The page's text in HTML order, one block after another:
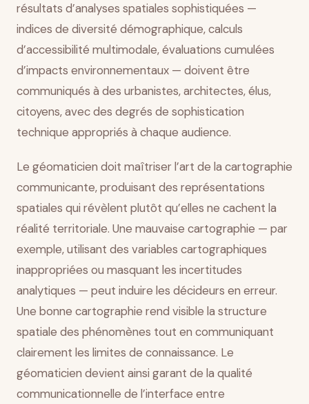
résultats d’analyses spatiales sophistiquées —
indices de diversité démographique, calculs
d’accessibilité multimodale, évaluations cumulées
d’impacts environnementaux — doivent être
communiqués à des urbanistes, architectes, élus,
citoyens, avec des degrés de sophistication
technique appropriés à chaque audience.
Le géomaticien doit maîtriser l’art de la cartographie
communicante, produisant des représentations
spatiales qui révèlent plutôt qu’elles ne cachent la
réalité territoriale. Une mauvaise cartographie — par
exemple, utilisant des variables cartographiques
inappropriées ou masquant les incertitudes
analytiques — peut induire les décideurs en erreur.
Une bonne cartographie rend visible la structure
spatiale des phénomènes tout en communiquant
clairement les limites de connaissance. Le
géomaticien devient ainsi garant de la qualité
communicationnelle de l’interface entre